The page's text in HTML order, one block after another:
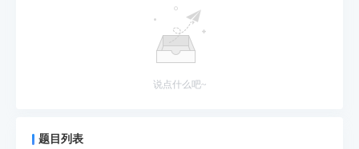
说点什么吧~
题目列表